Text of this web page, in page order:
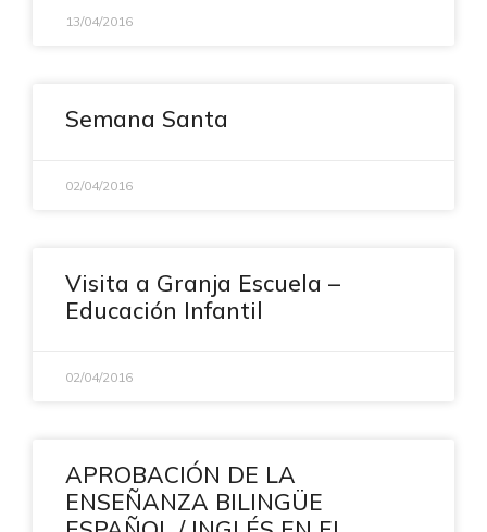
13/04/2016
Semana Santa
02/04/2016
Visita a Granja Escuela –
Educación Infantil
02/04/2016
APROBACIÓN DE LA
ENSEÑANZA BILINGÜE